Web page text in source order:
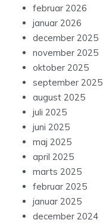
februar 2026
januar 2026
december 2025
november 2025
oktober 2025
september 2025
august 2025
juli 2025
juni 2025
maj 2025
april 2025
marts 2025
februar 2025
januar 2025
december 2024